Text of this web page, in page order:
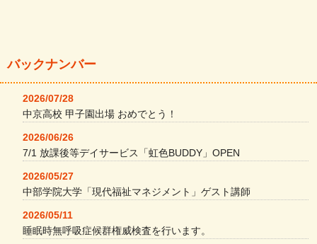
バックナンバー
2026/07/28
中京高校 甲子園出場 おめでとう！
2026/06/26
7/1 放課後等デイサービス「虹色BUDDY」OPEN
2026/05/27
中部学院大学「現代福祉マネジメント」ゲスト講師
2026/05/11
睡眠時無呼吸症候群権威検査を行います。